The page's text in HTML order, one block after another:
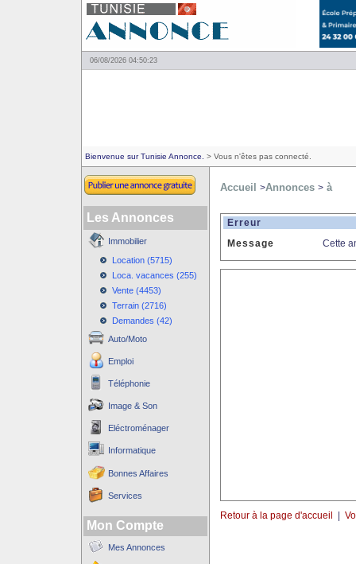
06/08/2026 04:50:23
Bienvenue sur Tunisie Annonce. > Vous n'êtes pas connecté.
Les Annonces
Immobilier
Location (5715)
Loca. vacances (255)
Vente (4453)
Terrain (2716)
Demandes (42)
Auto/Moto
Emploi
Téléphonie
Image & Son
Eléctroménager
Informatique
Bonnes Affaires
Services
Mon Compte
Mes Annonces
Accueil >Annonces >à
Erreur
Message
Cette
Retour à la page d'accueil